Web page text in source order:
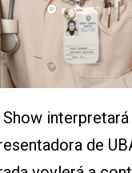
interpretará
de